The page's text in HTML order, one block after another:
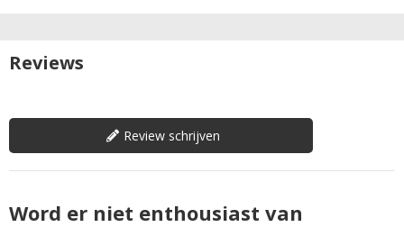
Reviews
Review schrijven
Word er niet enthousiast van